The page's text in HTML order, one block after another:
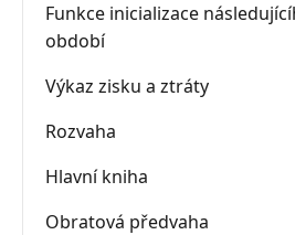
Funkce inicializace
období
Výkaz zisku a ztráty
Rozvaha
Hlavní kniha
Obratová předvaha